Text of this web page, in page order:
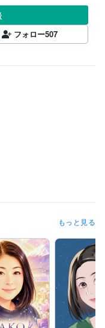
フォロー507
いまま48時間で、正式な
もっと見る